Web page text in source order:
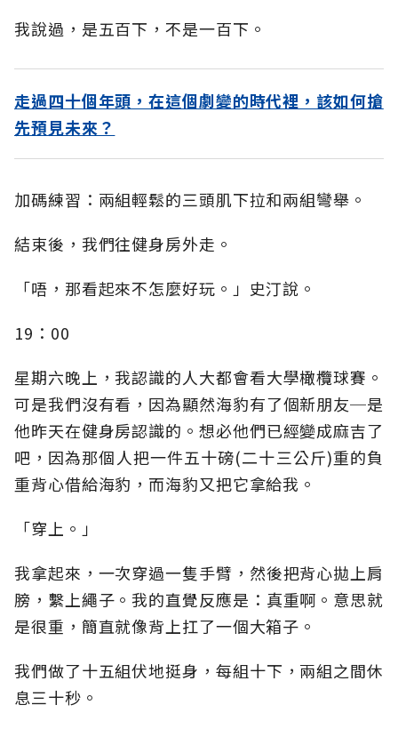
我說過，是五百下，不是一百下。
走過四十個年頭，在這個劇變的時代裡，該如何搶
先預見未來？
加碼練習：兩組輕鬆的三頭肌下拉和兩組彎舉。
結束後，我們往健身房外走。
「唔，那看起來不怎麼好玩。」史汀說。
19：00
星期六晚上，我認識的人大都會看大學橄欖球賽。
可是我們沒有看，因為顯然海豹有了個新朋友─是
他昨天在健身房認識的。想必他們已經變成麻吉了
吧，因為那個人把一件五十磅(二十三公斤)重的負
重背心借給海豹，而海豹又把它拿給我。
「穿上。」
我拿起來，一次穿過一隻手臂，然後把背心拋上肩
膀，繫上繩子。我的直覺反應是：真重啊。意思就
是很重，簡直就像背上扛了一個大箱子。
我們做了十五組伏地挺身，每組十下，兩組之間休
息三十秒。